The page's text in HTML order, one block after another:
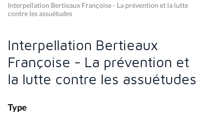
Interpellation Bertieaux Françoise - La prévention et la lutte
contre les assuétudes
Interpellation Bertieaux
Françoise - La prévention et
la lutte contre les assuétudes
Type